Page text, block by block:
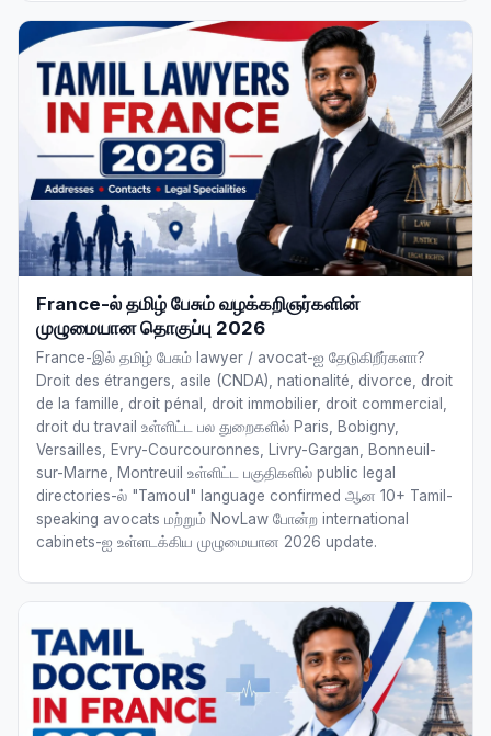
France-ல் தமிழ் பேசும் வழக்கறிஞர்களின்
முழுமையான தொகுப்பு 2026
France-இல் தமிழ் பேசும் lawyer / avocat-ஐ தேடுகிறீர்களா?
Droit des étrangers, asile (CNDA), nationalité, divorce, droit
de la famille, droit pénal, droit immobilier, droit commercial,
droit du travail உள்ளிட்ட பல துறைகளில் Paris, Bobigny,
Versailles, Evry-Courcouronnes, Livry-Gargan, Bonneuil-
sur-Marne, Montreuil உள்ளிட்ட பகுதிகளில் public legal
directories-ல் "Tamoul" language confirmed ஆன 10+ Tamil-
speaking avocats மற்றும் NovLaw போன்ற international
cabinets-ஐ உள்ளடக்கிய முழுமையான 2026 update.